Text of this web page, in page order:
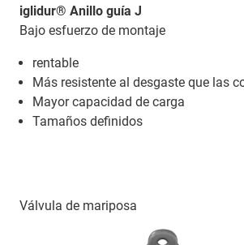
iglidur® Anillo guía J
Bajo esfuerzo de montaje
rentable
Más resistente al desgaste que las
Mayor capacidad de carga
Tamaños definidos
Válvula de mariposa